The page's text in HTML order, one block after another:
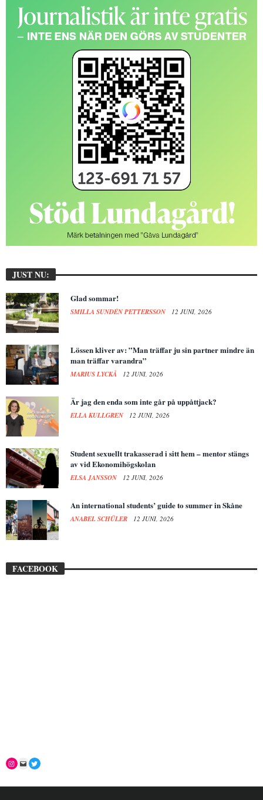
JUST NU:
Glad sommar!
SMILLA SUNDÉN PETTERSSON 12 JUNI, 2026
Lössen kliver av: ”Man träffar ju sin partner mindre än
man träffar varandra”
MARIUS LYCKÅ 12 JUNI, 2026
Är jag den enda som inte går på uppåttjack?
ELLA KULLGREN 12 JUNI, 2026
Student sexuellt trakasserad i sitt hem – mentor stängs
av vid Ekonomihögskolan
ELSA JANSSON 12 JUNI, 2026
An international students’ guide to summer in Skåne
ANABEL SCHÜLER 12 JUNI, 2026
FACEBOOK